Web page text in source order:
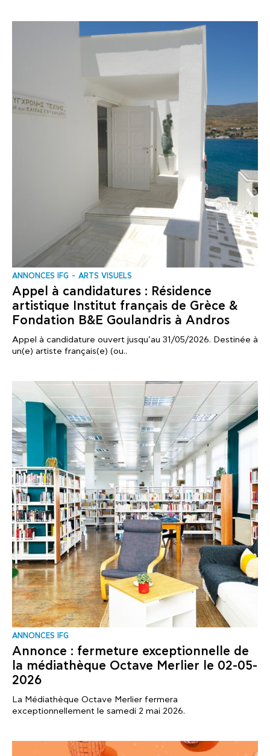
ANNONCES IFG ARTS VISUELS
Appel à candidatures : Résidence
artistique Institut français de Grèce &
Fondation B&E Goulandris à Andros
Appel à candidature ouvert jusqu’au 31/05/2026. Destinée à
un(e) artiste français(e) (ou..
ANNONCES IFG
Annonce : fermeture exceptionnelle de
la médiathèque Octave Merlier le 02-05-
2026
La Médiathèque Octave Merlier fermera
exceptionnellement le samedi 2 mai 2026.